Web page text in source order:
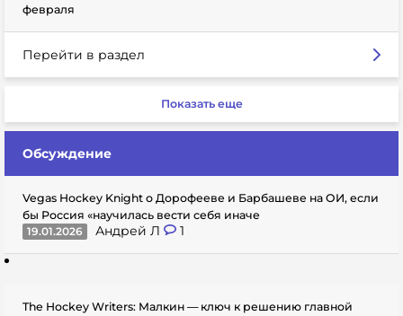
февраля
Перейти в раздел
Показать еще
Обсуждение
Vegas Hockey Knight о Дорофееве и Барбашеве на ОИ, если
бы Россия «научилась вести себя иначе
19.01.2026
Андрей Л 1
The Hockey Writers: Малкин — ключ к решению главной